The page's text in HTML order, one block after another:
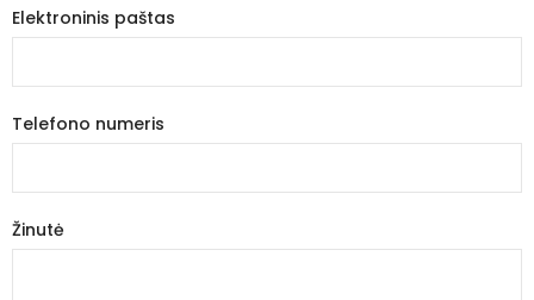
Elektroninis paštas
Telefono numeris
Žinutė